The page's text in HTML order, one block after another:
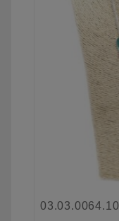
03.03.0064.10